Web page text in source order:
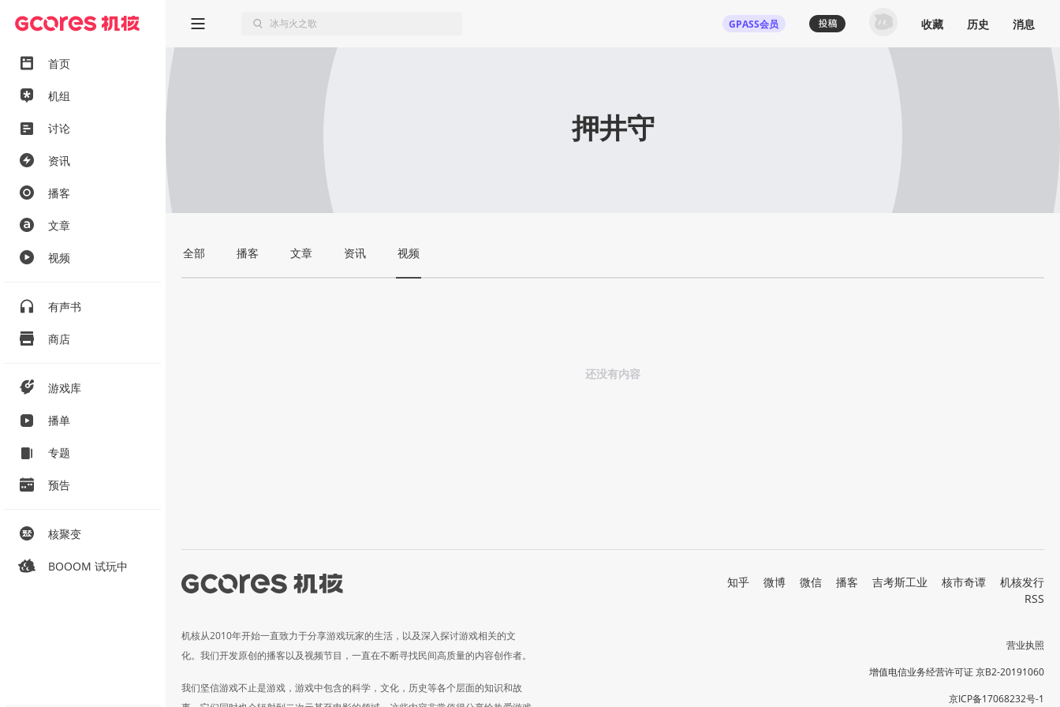
首页
机组
讨论
资讯
播客
文章
视频
有声书
商店
游戏库
播单
专题
预告
核聚变
BOOOM 试玩中
GPASS会员 收藏 历史 消息
押井守
全部 播客 文章 资讯 视频
还没有内容
机核从2010年开始一直致力于分享游戏玩家的生活，以及深入探讨游戏相关的文
化。我们开发原创的播客以及视频节目，一直在不断寻找民间高质量的内容创作者。
我们坚信游戏不止是游戏，游戏中包含的科学，文化，历史等各个层面的知识和故
知乎 微博 微信 播客 吉考斯工业 核市奇谭
机核发行
RSS
营业执照
增值电信业务经营许可证 京B2-20191060
京ICP备17068232号-1